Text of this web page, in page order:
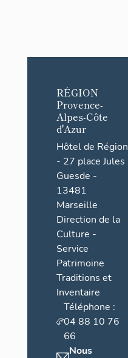
RÉGION
Provence-
Alpes-Côte
d'Azur
Hôtel de Région
- 27 place Jules
Guesde -
13481
Marseille
Direction de la
Culture -
Service
Patrimoine
Traditions et
Inventaire
Téléphone :
04 88 10 76
66
Nous